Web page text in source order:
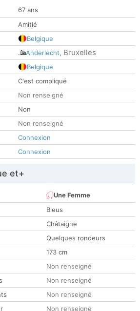
67 ans
Amitié
Belgique
Anderlecht, Bruxelles
Belgique
C'est compliqué
Non renseigné
Non
Non renseigné
Connexion
Connexion
et+
Une Femme
Bleus
Châtaigne
Quelques rondeurs
173 cm
Non renseigné
Non renseigné
Non renseigné
Non renseigné